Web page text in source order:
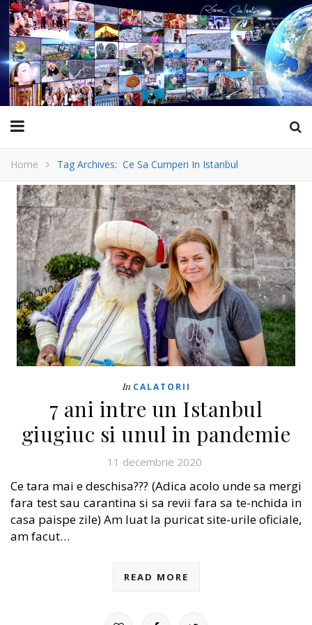
Home Tag Archives: Ce Sa Cumperi In Istanbul
In CALATORII
7 ani intre un Istanbul
giugiuc si unul in pandemie
11 decembrie 2020
Ce tara mai e deschisa??? (Adica acolo unde sa mergi
fara test sau carantina si sa revii fara sa te-nchida in
casa paispe zile) Am luat la puricat site-urile oficiale,
am facut…
READ MORE